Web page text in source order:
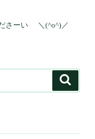
さーい ＼(^o^)／